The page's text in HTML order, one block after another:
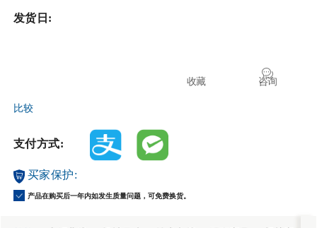
发货日:
咨询
收藏
比较
支付方式:
买家保护:
产品在购买后一年内如发生质量问题，可免费换货。